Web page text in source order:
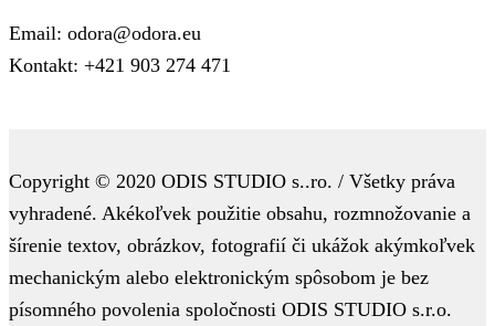
Email: odora@odora.eu
Kontakt: +421 903 274 471
Copyright © 2020 ODIS STUDIO s..ro. / Všetky práva
vyhradené. Akékoľvek použitie obsahu, rozmnožovanie a
šírenie textov, obrázkov, fotografií či ukážok akýmkoľvek
mechanickým alebo elektronickým spôsobom je bez
písomného povolenia spoločnosti ODIS STUDIO s.r.o.